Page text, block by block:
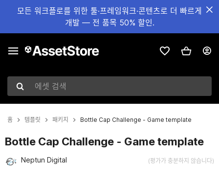
모든 워크플로를 위한 툴·프레임워크·콘텐츠로 더 빠르게
개발 — 전 품목 50% 할인.
에셋 검색
홈 템플릿 패키지 Bottle Cap Challenge - Game template
Bottle Cap Challenge - Game template
Neptun Digital (평가가 충분하지 않습니다)